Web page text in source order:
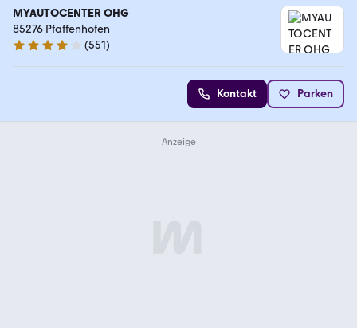
MYAUTOCENTER OHG
85276 Pfaffenhofen
4.2 Sterne
(551)
Kontakt Parken